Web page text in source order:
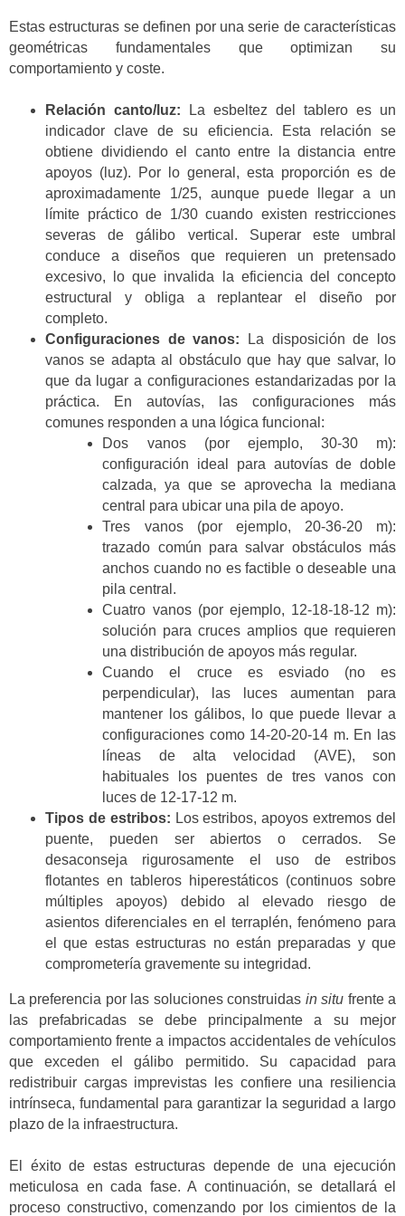
Estas estructuras se definen por una serie de características
geométricas fundamentales que optimizan su
comportamiento y coste.
Relación canto/luz: La esbeltez del tablero es un
indicador clave de su eficiencia. Esta relación se
obtiene dividiendo el canto entre la distancia entre
apoyos (luz). Por lo general, esta proporción es de
aproximadamente 1/25, aunque puede llegar a un
límite práctico de 1/30 cuando existen restricciones
severas de gálibo vertical. Superar este umbral
conduce a diseños que requieren un pretensado
excesivo, lo que invalida la eficiencia del concepto
estructural y obliga a replantear el diseño por
completo.
Configuraciones de vanos: La disposición de los
vanos se adapta al obstáculo que hay que salvar, lo
que da lugar a configuraciones estandarizadas por la
práctica. En autovías, las configuraciones más
comunes responden a una lógica funcional:
Dos vanos (por ejemplo, 30-30 m):
configuración ideal para autovías de doble
calzada, ya que se aprovecha la mediana
central para ubicar una pila de apoyo.
Tres vanos (por ejemplo, 20-36-20 m):
trazado común para salvar obstáculos más
anchos cuando no es factible o deseable una
pila central.
Cuatro vanos (por ejemplo, 12-18-18-12 m):
solución para cruces amplios que requieren
una distribución de apoyos más regular.
Cuando el cruce es esviado (no es
perpendicular), las luces aumentan para
mantener los gálibos, lo que puede llevar a
configuraciones como 14-20-20-14 m. En las
líneas de alta velocidad (AVE), son
habituales los puentes de tres vanos con
luces de 12-17-12 m.
Tipos de estribos: Los estribos, apoyos extremos del
puente, pueden ser abiertos o cerrados. Se
desaconseja rigurosamente el uso de estribos
flotantes en tableros hiperestáticos (continuos sobre
múltiples apoyos) debido al elevado riesgo de
asientos diferenciales en el terraplén, fenómeno para
el que estas estructuras no están preparadas y que
comprometería gravemente su integridad.
La preferencia por las soluciones construidas in situ frente a
las prefabricadas se debe principalmente a su mejor
comportamiento frente a impactos accidentales de vehículos
que exceden el gálibo permitido. Su capacidad para
redistribuir cargas imprevistas les confiere una resiliencia
intrínseca, fundamental para garantizar la seguridad a largo
plazo de la infraestructura.
El éxito de estas estructuras depende de una ejecución
meticulosa en cada fase. A continuación, se detallará el
proceso constructivo, comenzando por los cimientos de la